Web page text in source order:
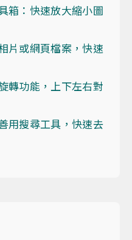
箱：快速放大縮小圖
片或網頁檔案，快速
轉功能，上下左右對
用搜尋工具，快速去